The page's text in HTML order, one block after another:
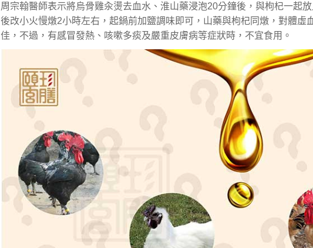
周宗翰醫師表示將烏骨雞汆燙去血水、淮山藥浸泡20分鐘後，與枸杞一起
後改小火慢燉2小時左右，起鍋前加鹽調味即可，山藥與枸杞同燉，對體虛
佳，不過，有感冒發熱、咳嗽多痰及嚴重皮膚病等症狀時，不宜食用。